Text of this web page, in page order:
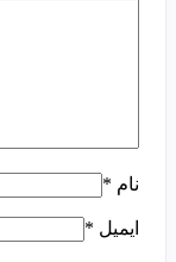
نام *
ایمیل *